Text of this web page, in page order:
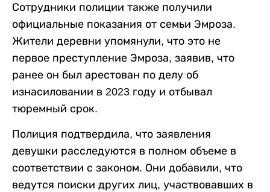
Сотрудники полиции также получили
официальные показания от семьи Эмроза.
Жители деревни упомянули, что это не
первое преступление Эмроза, заявив, что
ранее он был арестован по делу об
изнасиловании в 2023 году и отбывал
тюремный срок.
Полиция подтвердила, что заявления
девушки расследуются в полном объеме в
соответствии с законом. Они добавили, что
ведутся поиски других лиц, участвовавших в